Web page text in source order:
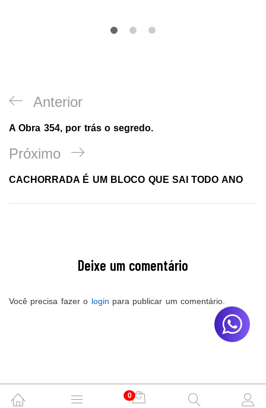
Anterior
A Obra 354, por trás o segredo.
Próximo
CACHORRADA É UM BLOCO QUE SAI TODO ANO
Deixe um comentário
Você precisa fazer o login para publicar um comentário.
0